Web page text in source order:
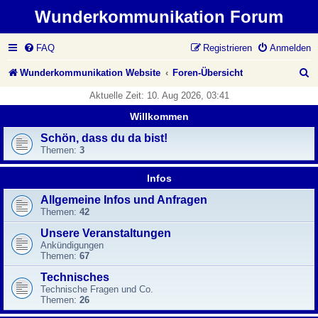
Wunderkommunikation Forum
FAQ Anmelden
Registrieren
Wunderkommunikation Website Foren-Übersicht
Aktuelle Zeit: 10. Aug 2026, 03:41
Willkommen
Schön, dass du da bist!
Themen: 3
Infos
Allgemeine Infos und Anfragen
Themen: 42
Unsere Veranstaltungen
Ankündigungen
Themen: 67
Technisches
Technische Fragen und Co.
Themen: 26